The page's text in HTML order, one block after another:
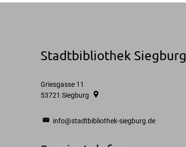
Stadtbibliothek Siegburg
Griesgasse 11
53721 Siegburg
info@stadtbibliothek-siegburg.de